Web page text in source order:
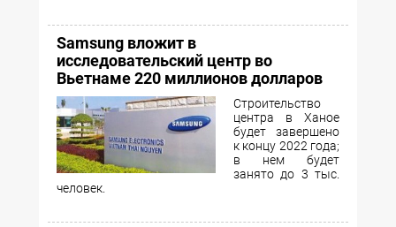
Samsung вложит в
исследовательский центр во
Вьетнаме 220 миллионов долларов
Строительство
центра в Ханое
будет завершено
к концу 2022 года;
в нем будет
занято до 3 тыс.
человек.